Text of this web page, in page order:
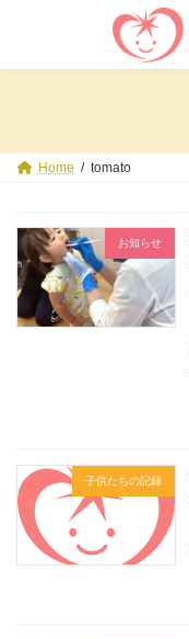
ン
ー
Home tomato
お知らせ
子供たちの記録